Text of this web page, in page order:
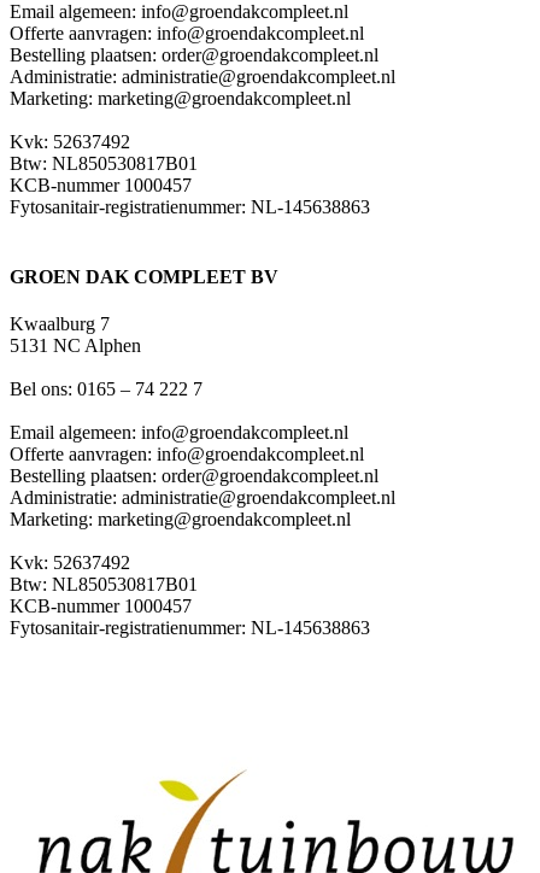
Email algemeen: info@groendakcompleet.nl
Offerte aanvragen: info@groendakcompleet.nl
Bestelling plaatsen: order@groendakcompleet.nl
Administratie: administratie@groendakcompleet.nl
Marketing: marketing@groendakcompleet.nl
Kvk: 52637492
Btw: NL850530817B01
KCB-nummer 1000457
Fytosanitair-registratienummer: NL-145638863
GROEN DAK COMPLEET BV
Kwaalburg 7
5131 NC Alphen
Bel ons: 0165 – 74 222 7
Email algemeen: info@groendakcompleet.nl
Offerte aanvragen: info@groendakcompleet.nl
Bestelling plaatsen: order@groendakcompleet.nl
Administratie: administratie@groendakcompleet.nl
Marketing: marketing@groendakcompleet.nl
Kvk: 52637492
Btw: NL850530817B01
KCB-nummer 1000457
Fytosanitair-registratienummer: NL-145638863